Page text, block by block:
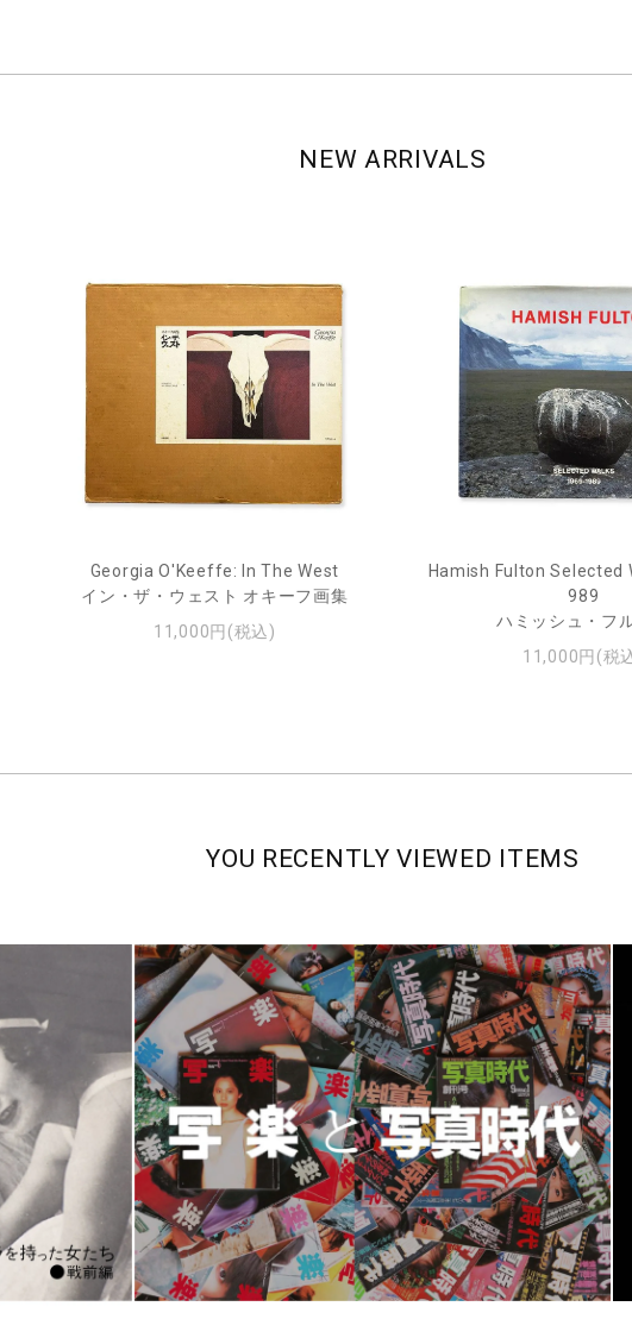
NEW ARRIVALS
Georgia O'Keeffe: In The West
イン・ザ・ウェスト オキーフ画集
11,000円(税込)
Hamish Fulton Selected
989
ハミッシュ・フ
11,000円(税
YOU RECENTLY VIEWED ITEMS